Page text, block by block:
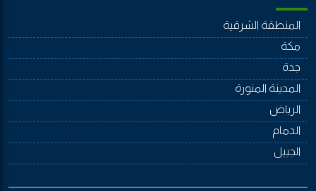
المنطقة الشرقية
مكة
جدة
المدينة المنورة
الرياض
الدمام
الجييل